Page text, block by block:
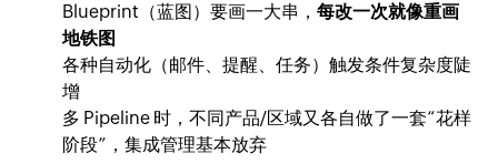
Blueprint（蓝图）要画一大串，每改一次就像重画
地铁图
各种自动化（邮件、提醒、任务）触发条件复杂度陡
增
多 Pipeline 时，不同产品/区域又各自做了一套“花样
阶段”，集成管理基本放弃